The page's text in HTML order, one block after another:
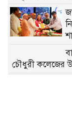
চৌধুরী কলেজের